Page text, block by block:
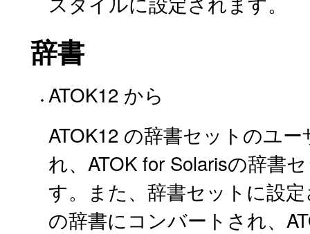
辞書
ATOK12 から
ATOK12 の辞書セットのユ
れ、ATOK for Solarisの辞書
す。また、辞書セットに設
の辞書にコンバートされ、